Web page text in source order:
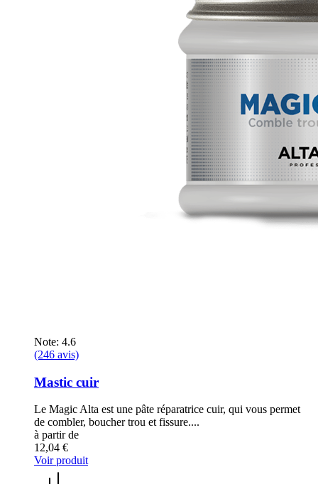
Note: 4.6
(246 avis)
Mastic cuir
Le Magic Alta est une pâte réparatrice cuir, qui vous permet
de combler, boucher trou et fissure....
à partir de
12,04 €
Voir produit